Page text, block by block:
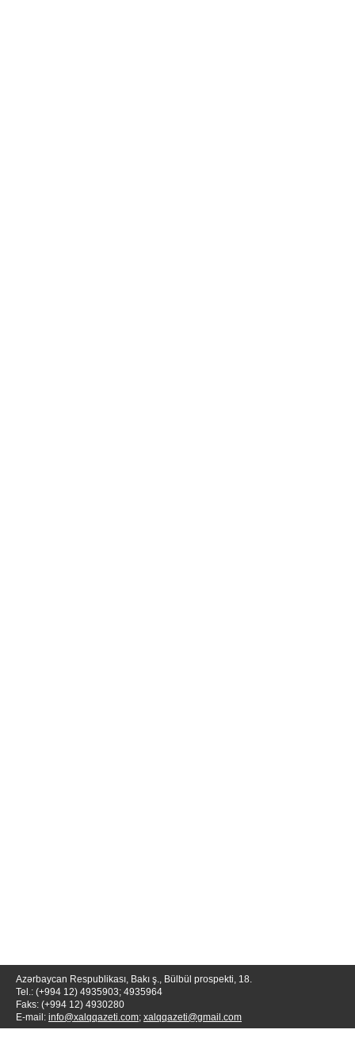
Azərbaycan Respublikası, Bakı ş., Bülbül prospekti, 18.
Tel.: (+994 12) 4935903; 4935964
Faks: (+994 12) 4930280
E-mail: info@xalqqazeti.com; xalqqazeti@gmail.com